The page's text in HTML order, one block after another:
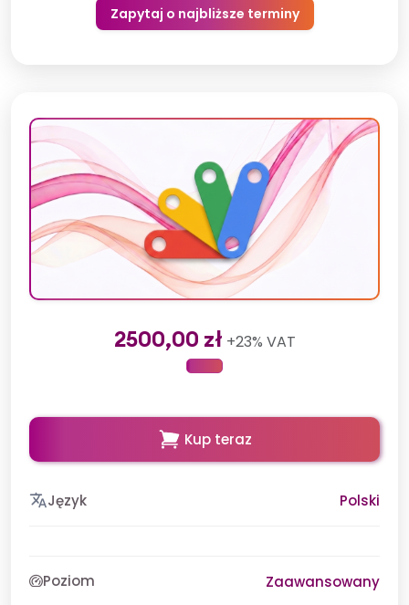
Zapytaj o najbliższe terminy
2500,00 zł +23% VAT
Kup teraz
Język Polski
Poziom Zaawansowany